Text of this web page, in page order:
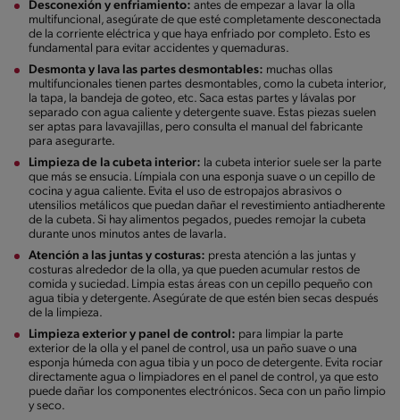
Desconexión y enfriamiento: antes de empezar a lavar la olla
multifuncional, asegúrate de que esté completamente desconectada
de la corriente eléctrica y que haya enfriado por completo. Esto es
fundamental para evitar accidentes y quemaduras.
Desmonta y lava las partes desmontables: muchas ollas
multifuncionales tienen partes desmontables, como la cubeta interior,
la tapa, la bandeja de goteo, etc. Saca estas partes y lávalas por
separado con agua caliente y detergente suave. Estas piezas suelen
ser aptas para lavavajillas, pero consulta el manual del fabricante
para asegurarte.
Limpieza de la cubeta interior: la cubeta interior suele ser la parte
que más se ensucia. Límpiala con una esponja suave o un cepillo de
cocina y agua caliente. Evita el uso de estropajos abrasivos o
utensilios metálicos que puedan dañar el revestimiento antiadherente
de la cubeta. Si hay alimentos pegados, puedes remojar la cubeta
durante unos minutos antes de lavarla.
Atención a las juntas y costuras: presta atención a las juntas y
costuras alrededor de la olla, ya que pueden acumular restos de
comida y suciedad. Limpia estas áreas con un cepillo pequeño con
agua tibia y detergente. Asegúrate de que estén bien secas después
de la limpieza.
Limpieza exterior y panel de control: para limpiar la parte
exterior de la olla y el panel de control, usa un paño suave o una
esponja húmeda con agua tibia y un poco de detergente. Evita rociar
directamente agua o limpiadores en el panel de control, ya que esto
puede dañar los componentes electrónicos. Seca con un paño limpio
y seco.